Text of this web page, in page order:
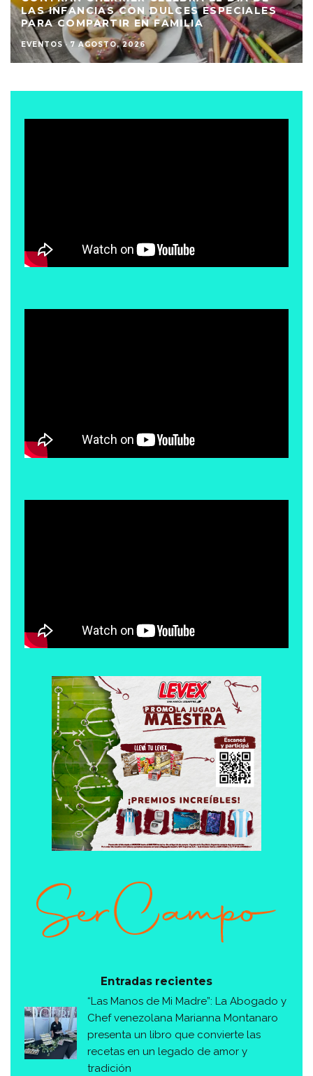
LAS INFANCIAS CON DULCES ESPECIALES
PARA COMPARTIR EN FAMILIA
EVENTOS · 7 AGOSTO, 2026
Entradas recientes
“Las Manos de Mi Madre”: La Abogado y
Chef venezolana Marianna Montanaro
presenta un libro que convierte las
recetas en un legado de amor y
tradición